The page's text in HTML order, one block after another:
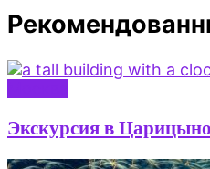
Экскурсия в Царицыно